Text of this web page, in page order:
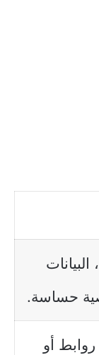
حساسة.
أو